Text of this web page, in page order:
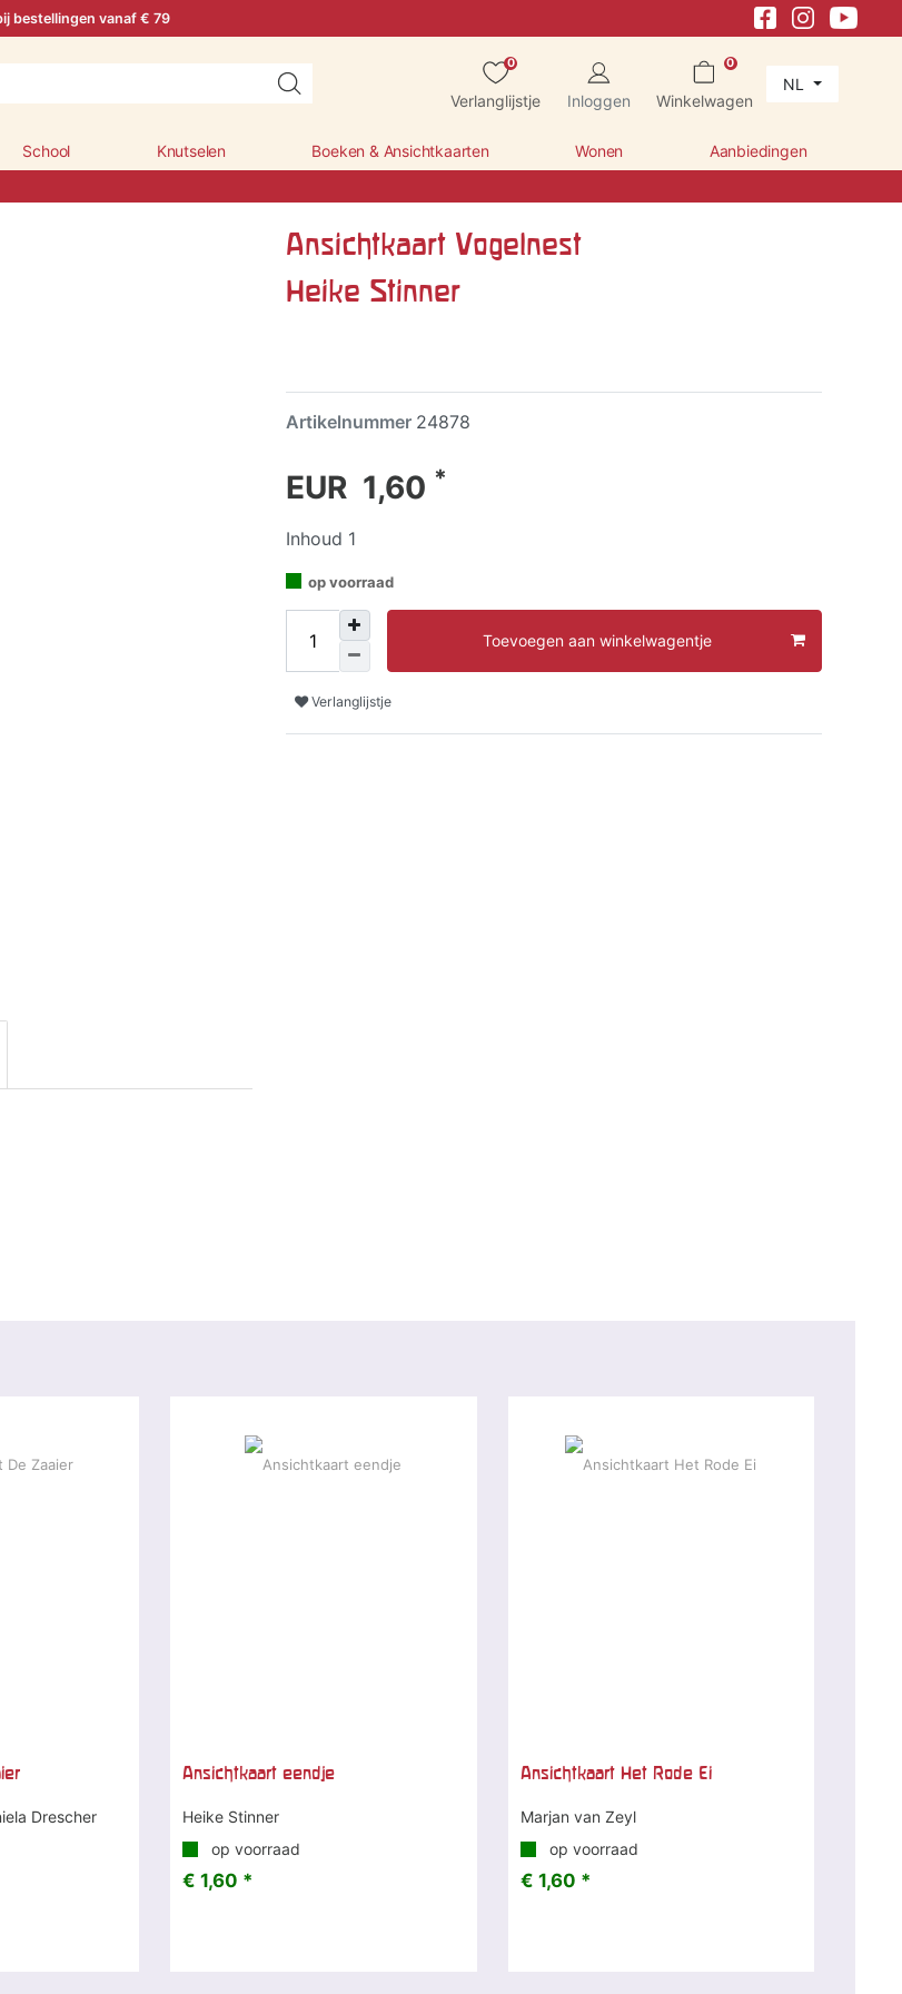
bestellingen vanaf € 79
0
Verlanglijstje Inloggen
0
Winkelwagen
NL
School Knutselen Boeken & Ansichtkaarten Wonen Aanbiedingen
Ansichtkaart Vogelnest
Heike Stinner
Artikelnummer 24878
EUR 1,60 *
Inhoud 1
op voorraad
Toevoegen aan winkelwagentje
Verlanglijstje
Drescher
Ansichtkaart eendje
Heike Stinner
op voorraad
€ 1,60 *
Ansichtkaart Het Rode Ei
Marjan van Zeyl
op voorraad
€ 1,60 *